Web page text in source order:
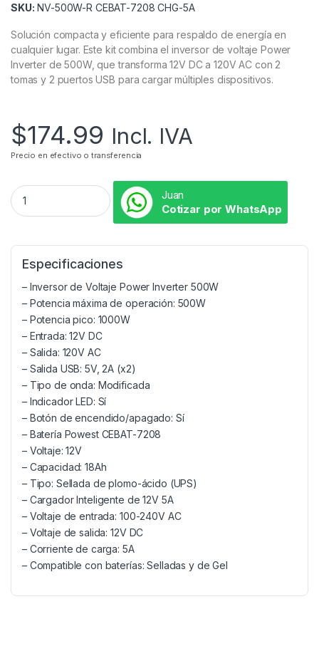
SKU: NV-500W-R CEBAT-7208 CHG-5A
Solución compacta y eficiente para respaldo de energía en
cualquier lugar. Este kit combina el inversor de voltaje Power
Inverter de 500W, que transforma 12V DC a 120V AC con 2
tomas y 2 puertos USB para cargar múltiples dispositivos.
$174.99 Incl. IVA
Precio en efectivo o transferencia
Juan
Cotizar por WhatsApp
Especificaciones
– Inversor de Voltaje Power Inverter 500W
– Potencia máxima de operación: 500W
– Potencia pico: 1000W
– Entrada: 12V DC
– Salida: 120V AC
– Salida USB: 5V, 2A (x2)
– Tipo de onda: Modificada
– Indicador LED: Sí
– Botón de encendido/apagado: Sí
– Batería Powest CEBAT-7208
– Voltaje: 12V
– Capacidad: 18Ah
– Tipo: Sellada de plomo-ácido (UPS)
– Cargador Inteligente de 12V 5A
– Voltaje de entrada: 100-240V AC
– Voltaje de salida: 12V DC
– Corriente de carga: 5A
– Compatible con baterías: Selladas y de Gel